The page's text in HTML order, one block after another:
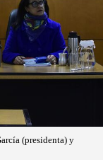
(presidenta) y